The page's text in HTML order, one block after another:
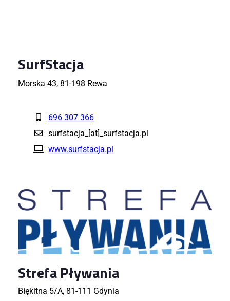
SurfStacja
Morska 43, 81-198 Rewa
696 307 366
surfstacja_[at]_surfstacja.pl
www.surfstacja.pl
Strefa Pływania
Błękitna 5/A, 81-111 Gdynia